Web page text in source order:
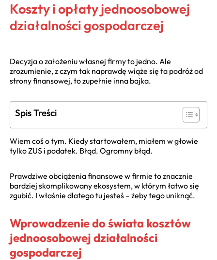
Koszty i opłaty jednoosobowej
działalności gospodarczej
Decyzja o założeniu własnej firmy to jedno. Ale
zrozumienie, z czym tak naprawdę wiąże się ta podróż od
strony finansowej, to zupełnie inna bajka.
Spis Treści
Wiem coś o tym. Kiedy startowałem, miałem w głowie
tylko ZUS i podatek. Błąd. Ogromny błąd.
Prawdziwe obciążenia finansowe w firmie to znacznie
bardziej skomplikowany ekosystem, w którym łatwo się
zgubić. I właśnie dlatego tu jesteś – żeby tego uniknąć.
Wprowadzenie do świata kosztów
jednoosobowej działalności
gospodarczej